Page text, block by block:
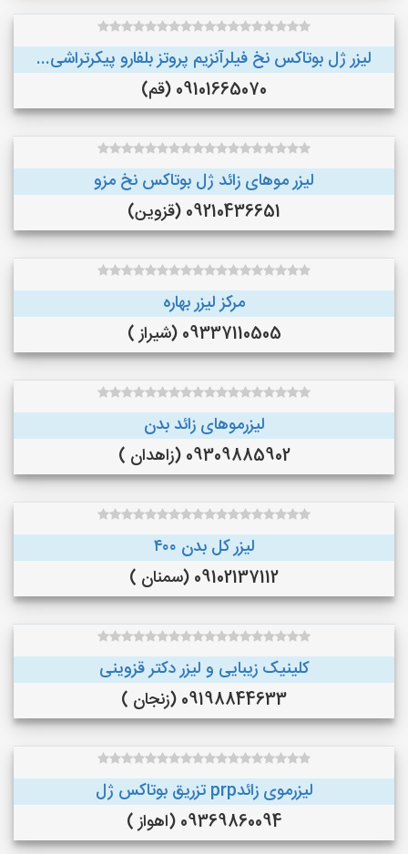
لیزر ژل بوتاکس نخ فیلرآنزیم پروتز بلفارو پیکرتراشی...
09101665070 (قم)
لیزر موهای زائد ژل بوتاکس نخ مزو
09210436651 (قزوین)
مرکز لیزر بهاره
09337110505 (شیراز )
لیزرموهای زائد بدن
09309885902 (زاهدان )
لیزر کل بدن ۴۰۰
09102137112 (سمنان )
کلینیک زیبایی و لیزر دکتر قزوینی
09198844633 (زنجان )
لیزرموی زائدprp تزریق بوتاکس ژل
09369860094 (اهواز )